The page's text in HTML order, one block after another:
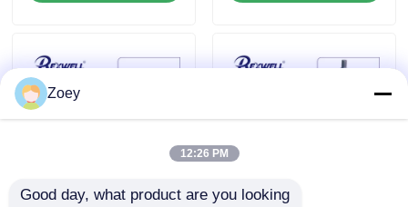
समाचार
उद्धरण मांगें
Zoey
12:26 PM
Good day, what product are you looking